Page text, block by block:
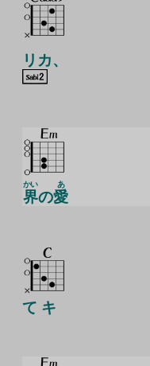
リカ、
界
かい
の愛
あ
て キ